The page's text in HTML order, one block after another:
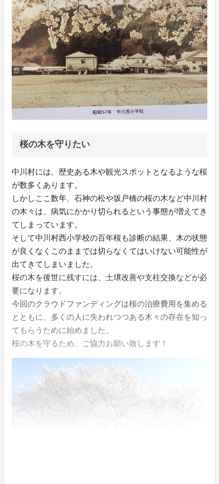
桜の木を守りたい
中川村には、歴史ある木や観光スポットとなるような桜
が数多くあります。
しかしここ数年、石神の松や坂戸橋の桜の木など中川村
の木々は、病気にかかり切られるという事態が増えてき
てしまっています。
そして中川村西小学校の百年桜も診断の結果、木の状態
が良くなくこのままでは切らなくてはいけない可能性が
出てきてしまいました。
桜の木を後世に残すには、土壌改善や支柱交換などが必
要になります。
今回のクラウドファンディングは桜の治療費用を集める
とともに、多くの人に失われつつある木々の存在を知っ
てもらうために始めました。
桜の木を守るため、ご協力お願い致します！